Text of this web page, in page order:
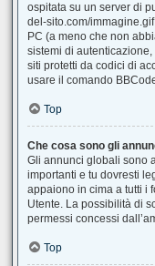
ospitata su un server di
del-sito.com/
PC (a meno che non
sistemi di
siti protetti da codici di
usare il comando
Top
Che cosa sono gli
Gli annunci globali sono
importanti e tu dovresti
appaiono in cima a tutti i
Utente. La possibilità di
permessi concessi
Top